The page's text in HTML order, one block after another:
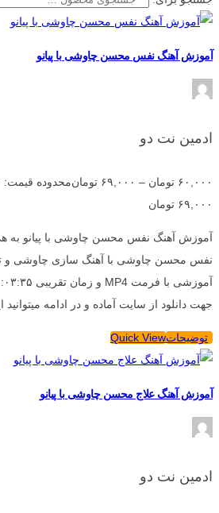
آموزش آهنگ نفس محسن چاوشی با پیانو
ادمین نت دو
۶۰,۰۰۰ تومان – ۶۹,۰۰۰ تومان
۶۹,۰۰۰ تومان
آموزش آهنگ نفس محسن چاوشی با پیانو به
نفس محسن چاوشی با آهنگ سازی چاوشی و
جهت دانلود از سایت آماده و در ادامه
توضیحاتQuick View
آموزش آهنگ علاج محسن چاوشی با پیانو
ادمین نت دو